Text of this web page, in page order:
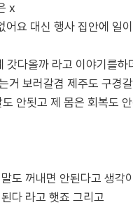
x
요 대신 행사 집안에 일
갓다올까 라고 이야기를하
거 보러갈겸 제주도 구경
안됫고 제 몸은 회복도
도 꺼내면 안된다고 생각
다 라고 햇죠 그리고